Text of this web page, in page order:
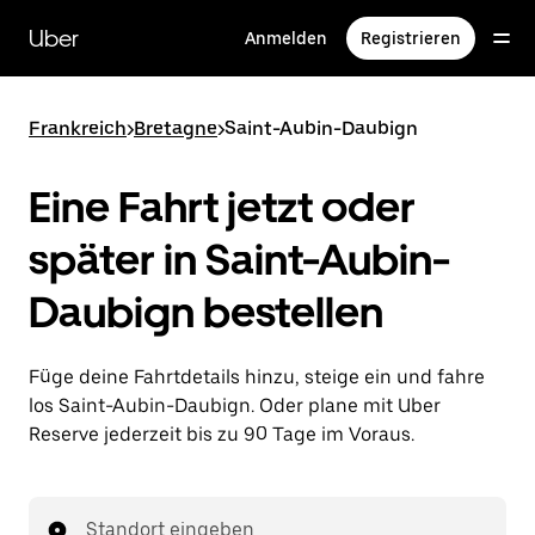
zum
Hauptinhalt
Uber Anmelden Registrieren
Frankreich>Bretagne>Saint-Aubin-Daubign
Eine Fahrt jetzt oder
später in Saint-Aubin-
Daubign bestellen
Füge deine Fahrtdetails hinzu, steige ein und fahre
los Saint-Aubin-Daubign. Oder plane mit Uber
Reserve jederzeit bis zu 90 Tage im Voraus.
Standort eingeben